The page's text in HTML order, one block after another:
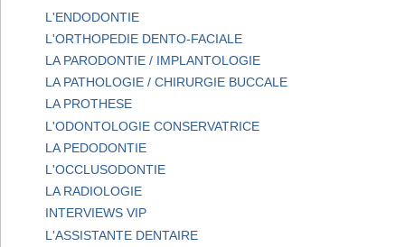
L'ENDODONTIE
L'ORTHOPEDIE DENTO-FACIALE
LA PARODONTIE / IMPLANTOLOGIE
LA PATHOLOGIE / CHIRURGIE BUCCALE
LA PROTHESE
L'ODONTOLOGIE CONSERVATRICE
LA PEDODONTIE
L'OCCLUSODONTIE
LA RADIOLOGIE
INTERVIEWS VIP
L'ASSISTANTE DENTAIRE